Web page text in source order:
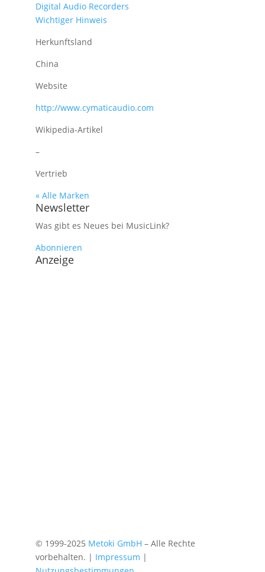
Digital Audio Recorders
Wichtiger Hinweis
Herkunftsland
China
Website
http://www.cymaticaudio.com
Wikipedia-Artikel
–
Vertrieb
« Alle Marken
Newsletter
Was gibt es Neues bei MusicLink?
Abonnieren
Anzeige
© 1999-2025 Metoki GmbH – Alle Rechte
vorbehalten. | Impressum |